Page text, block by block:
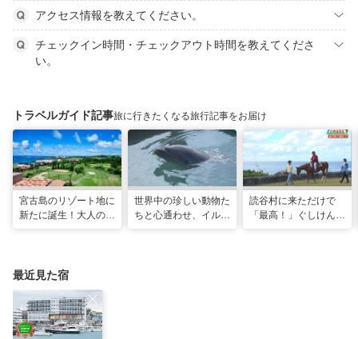
アクセス情報を教えてください。
チェックイン時間・チェックアウト時間を教えてくださ
い。
トラベルガイド記事旅に行きたくなる旅行記事をお届け
宮古島のリゾート地に
新たに誕生！大人の特
世界中の珍しい動物た
ちと心通わせ、イルカ
読谷村に来ただけで
「最高！」ぐしけんさ
最近見た宿